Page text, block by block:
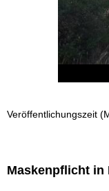
Veröffentlichungszeit
Maskenpflicht in